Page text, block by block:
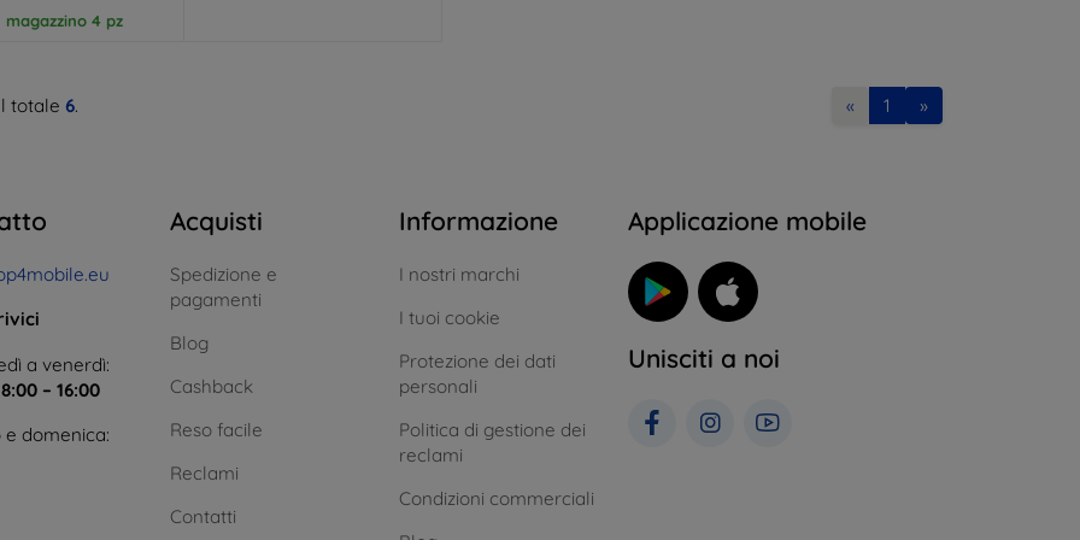
magazzino 4 pz
totale 6. « 1 »
a venerdì:
8:00 – 16:00
e domenica:
Acquisti
Spedizione e
pagamenti
Blog
Cashback
Reso facile
Reclami
Contatti
Informazione
I nostri marchi
I tuoi cookie
Protezione dei dati
personali
Politica di gestione dei
reclami
Condizioni commerciali
Applicazione mobile
Unisciti a noi